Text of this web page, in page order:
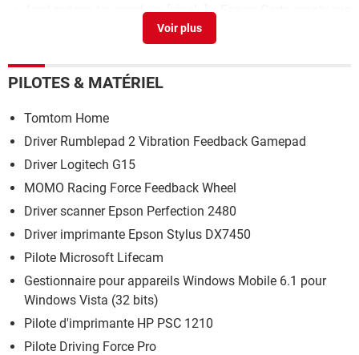
Amd radeon tm graphics[résolu] >
> Guide
PILOTES & MATÉRIEL
Tomtom Home
Driver Rumblepad 2 Vibration Feedback Gamepad
Driver Logitech G15
MOMO Racing Force Feedback Wheel
Driver scanner Epson Perfection 2480
Driver imprimante Epson Stylus DX7450
Pilote Microsoft Lifecam
Gestionnaire pour appareils Windows Mobile 6.1 pour
Windows Vista (32 bits)
Pilote d'imprimante HP PSC 1210
Pilote Driving Force Pro